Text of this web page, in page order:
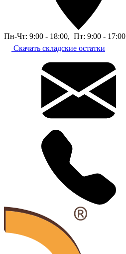
Пн-Чт: 9:00 - 18:00, Пт: 9:00 - 17:00
Скачать складские остатки